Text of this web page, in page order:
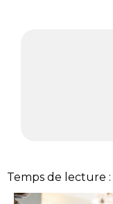
Temps de lecture :